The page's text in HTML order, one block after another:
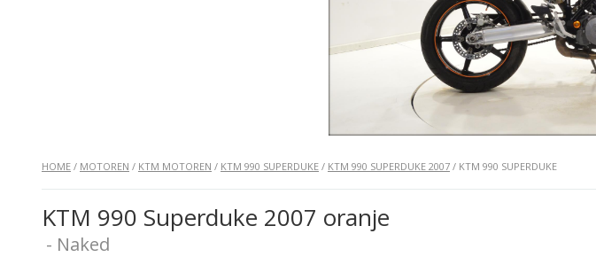
HOME / MOTOREN / KTM MOTOREN / KTM 990 SUPERDUKE / KTM 990 SUPERDUKE 2007 / KTM 990 SUPERDUKE
KTM 990 Superduke 2007 oranje
- Naked